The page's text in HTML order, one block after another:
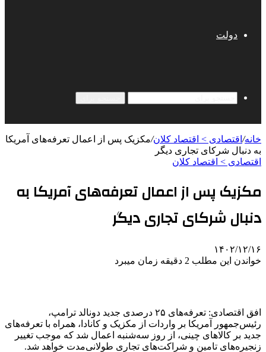
دولت
خانه/ اقتصادی > اقتصاد کلان/مکزیک پس از اعمال تعرفه‌های آمریکا
به دنبال شرکای تجاری دیگر
اقتصادی > اقتصاد کلان
مکزیک پس از اعمال تعرفه‌های آمریکا به
دنبال شرکای تجاری دیگر
۱۴۰۲/۱۲/۱۶
خواندن این مطلب 2 دقیقه زمان میبرد
افق اقتصادی: تعرفه‌های ۲۵ درصدی جدید دونالد ترامپ،
رئیس‌جمهور آمریکا بر واردات از مکزیک و کانادا، همراه با تعرفه‌های
جدید بر کالاهای چینی، از روز سه‌شنبه اعمال شد که موجب تغییر
زنجیره‌های تامین و شراکت‌های تجاری طولانی‌مدت خواهد شد.